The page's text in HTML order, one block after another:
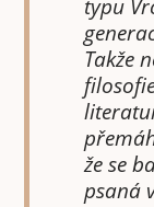
typu
Takže
že se
psaná